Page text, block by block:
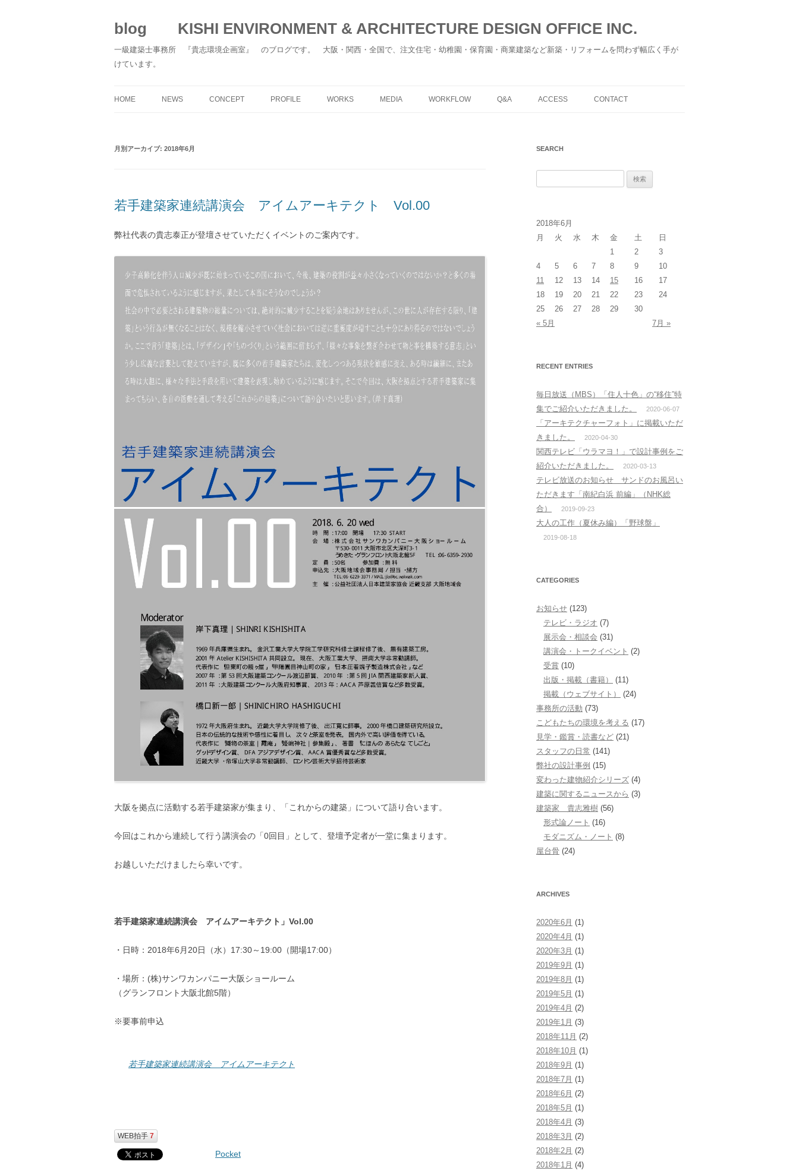
blog KISHI ENVIRONMENT & ARCHITECTURE DESIGN OFFICE INC.
一級建築士事務所 『貴志環境企画室』 のブログです。 大阪・関西・全国で、注文住宅・幼稚園・保育園・商業建築など新築・リフォームを問わず幅広く手が
けています。
ン
HOME NEWS CONCEPT PROFILE WORKS MEDIA WORKFLOW Q&A ACCESS CONTACT
月別アーカイブ: 2018年6月
若手建築家連続講演会 アイムアーキテクト Vol.00
弊社代表の貴志泰正が登壇させていただくイベントのご案内です。
大阪を拠点に活動する若手建築家が集まり、「これからの建築」について語り合います。
今回はこれから連続して行う講演会の「0回目」として、登壇予定者が一堂に集まります。
お越しいただけましたら幸いです。
若手建築家連続講演会 アイムアーキテクト」Vol.00
・日時：2018年6月20日（水）17:30～19:00（開場17:00）
・場所：(株)サンワカンパニー大阪ショールーム
（グランフロント大阪北館5階）
※要事前申込
若手建築家連続講演会 アイムアーキテクト
WEB拍手 7
Pocket
SEARCH
2018年6月
月
火 水 木 金 土 日
« 5月 7月 »
1 2
3
4
5 6 7 8 9
10
11
12 13 14 15 16
17
18
19 20 21 22 23
24
25
26 27 28 29 30
RECENT ENTRIES
毎日放送（MBS）「住人十色」の“移住”特
集でご紹介いただきました。
2020-06-07
「アーキテクチャーフォト」に掲載いただ
きました。
2020-04-30
関西テレビ「ウラマヨ！」で設計事例をご
紹介いただきました。
2020-03-13
テレビ放送のお知らせ サンドのお風呂い
ただきます「南紀白浜 前編」（NHK総
合）
2019-09-23
大人の工作（夏休み編）「野球盤」
2019-08-18
CATEGORIES
お知らせ (123)
テレビ・ラジオ (7)
展示会・相談会 (31)
講演会・トークイベント (2)
受賞 (10)
出版・掲載（書籍）
(11)
掲載（ウェブサイト）
(24)
事務所の活動 (73)
こどもたちの環境を考える (17)
見学・鑑賞・読書など (21)
スタッフの日常 (141)
弊社の設計事例 (15)
変わった建物紹介シリーズ (4)
建築に関するニュースから (3)
建築家 貴志雅樹 (56)
形式論ノート (16)
モダニズム・ノート (8)
屋台骨 (24)
ARCHIVES
2020年6月 (1)
2020年4月 (1)
2020年3月 (1)
2019年9月 (1)
2019年8月 (1)
2019年5月 (1)
2019年4月 (2)
2019年1月 (3)
2018年11月 (2)
2018年10月 (1)
2018年9月 (1)
2018年7月 (1)
2018年6月 (2)
2018年5月 (1)
2018年4月 (3)
2018年3月 (2)
2018年2月 (2)
2018年1月 (4)